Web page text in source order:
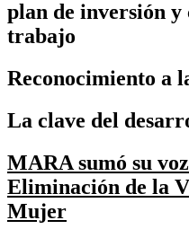
plan de inversión y
trabajo
Reconocimiento a
La clave del
MARA sumó su
Eliminación de la
Mujer